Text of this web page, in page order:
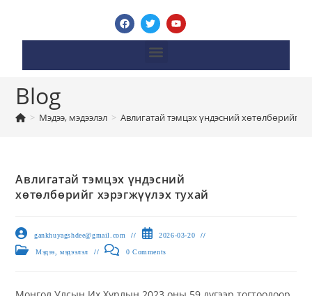
Blog
> Мэдээ, мэдээлэл > Авлигатай тэмцэх үндэсний хөтөлбөрийг
Авлигатай тэмцэх үндэсний
хөтөлбөрийг хэрэгжүүлэх тухай
gankhuyagshdee@gmail.com 2026-03-20
Мэдээ, мэдээлэл 0 Comments